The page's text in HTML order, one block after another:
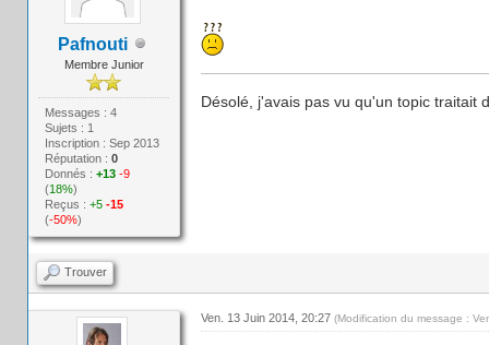
Pafnouti
Membre Junior
Messages : 4
Sujets : 1
Inscription : Sep 2013
Réputation :0
Donnés :+13 -9
(18%)
Reçus :+5 -15
(-50%)
Désolé, j'avais pas vu qu'un topic traitait
Trouver
Ven. 13 Juin 2014, 20:27 (Modification du message :